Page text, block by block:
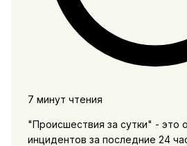
7 минут чтения
"Происшествия за сутки" - это
инцидентов за последние 24